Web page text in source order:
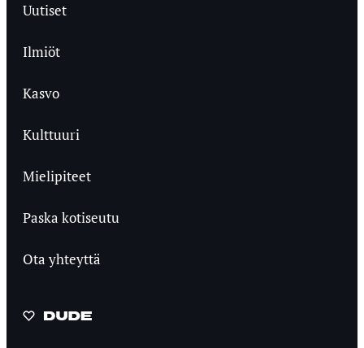
Uutiset
Ilmiöt
Kasvo
Kulttuuri
Mielipiteet
Paska kotiseutu
Ota yhteyttä